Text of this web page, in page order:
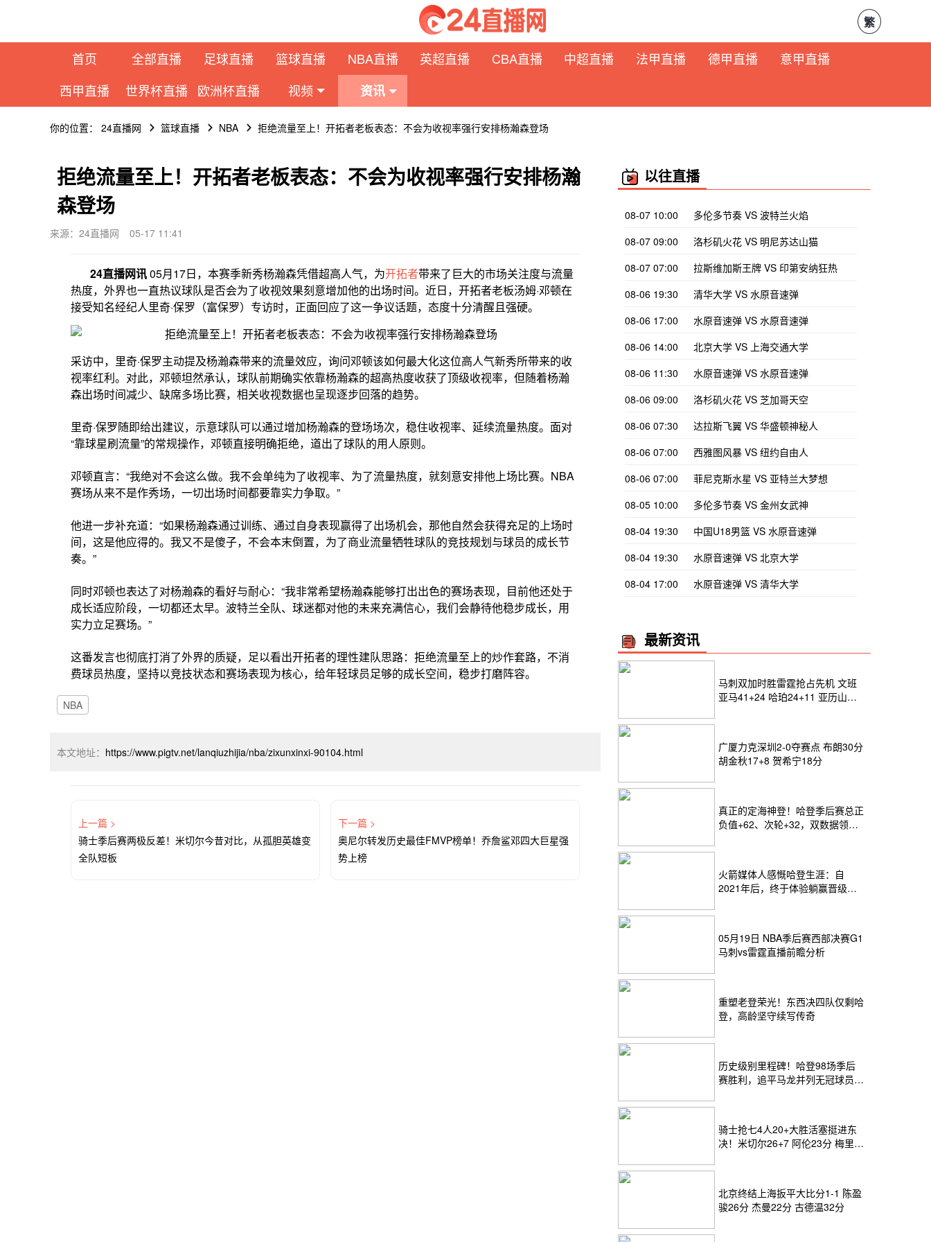
繁
首页 全部直播 足球直播 篮球直播 NBA直播 英超直播 CBA直播 中超直播 法甲直播 德甲直播
意甲直播
西甲直播
世界杯直播 欧洲杯直播 视频 资讯
你的位置： 24直播网 篮球直播 NBA 拒绝流量至上！开拓者老板表态：不会为收视率强行安排杨瀚森登场
拒绝流量至上！开拓者老板表态：不会为收视率强行安排杨瀚
森登场
来源：24直播网 05-17 11:41
24直播网讯05月17日，本赛季新秀杨瀚森凭借超高人气，为开拓者带来了巨大的市场关注度与流量
热度，外界也一直热议球队是否会为了收视效果刻意增加他的出场时间。近日，开拓者老板汤姆·邓顿在
接受知名经纪人里奇·保罗（富保罗）专访时，正面回应了这一争议话题，态度十分清醒且强硬。
采访中，里奇·保罗主动提及杨瀚森带来的流量效应，询问邓顿该如何最大化这位高人气新秀所带来的收
视率红利。对此，邓顿坦然承认，球队前期确实依靠杨瀚森的超高热度收获了顶级收视率，但随着杨瀚
森出场时间减少、缺席多场比赛，相关收视数据也呈现逐步回落的趋势。
里奇·保罗随即给出建议，示意球队可以通过增加杨瀚森的登场场次，稳住收视率、延续流量热度。面对
“靠球星刷流量”的常规操作，邓顿直接明确拒绝，道出了球队的用人原则。
邓顿直言：“我绝对不会这么做。我不会单纯为了收视率、为了流量热度，就刻意安排他上场比赛。NBA
赛场从来不是作秀场，一切出场时间都要靠实力争取。”
他进一步补充道：“如果杨瀚森通过训练、通过自身表现赢得了出场机会，那他自然会获得充足的上场时
间，这是他应得的。我又不是傻子，不会本末倒置，为了商业流量牺牲球队的竞技规划与球员的成长节
奏。”
同时邓顿也表达了对杨瀚森的看好与耐心：“我非常希望杨瀚森能够打出出色的赛场表现，目前他还处于
成长适应阶段，一切都还太早。波特兰全队、球迷都对他的未来充满信心，我们会静待他稳步成长，用
实力立足赛场。”
这番发言也彻底打消了外界的质疑，足以看出开拓者的理性建队思路：拒绝流量至上的炒作套路，不消
费球员热度，坚持以竞技状态和赛场表现为核心，给年轻球员足够的成长空间，稳步打磨阵容。
NBA
本文地址： https://www.pigtv.net/lanqiuzhijia/nba/zixunxinxi-90104.html
上一篇 >
骑士季后赛两极反差！米切尔今昔对比，从孤胆英雄变
全队短板
下一篇 >
奥尼尔转发历史最佳FMVP榜单！乔詹鲨邓四大巨星强
势上榜
以往直播
08-07 10:00
多伦多节奏 VS 波特兰火焰
08-07 09:00
洛杉矶火花 VS 明尼苏达山猫
08-07 07:00
拉斯维加斯王牌 VS 印第安纳狂热
08-06 19:30
清华大学 VS 水原音速弹
08-06 17:00
水原音速弹 VS 水原音速弹
08-06 14:00
北京大学 VS 上海交通大学
08-06 11:30
水原音速弹 VS 水原音速弹
08-06 09:00
洛杉矶火花 VS 芝加哥天空
08-06 07:30
达拉斯飞翼 VS 华盛顿神秘人
08-06 07:00
西雅图风暴 VS 纽约自由人
08-06 07:00
菲尼克斯水星 VS 亚特兰大梦想
08-05 10:00
多伦多节奏 VS 金州女武神
08-04 19:30
中国U18男篮 VS 水原音速弹
08-04 19:30
水原音速弹 VS 北京大学
08-04 17:00
水原音速弹 VS 清华大学
最新资讯
马刺双加时胜雷霆抢占先机 文班
亚马41+24 哈珀24+11 亚历山大
广厦力克深圳2-0夺赛点 布朗30分
胡金秋17+8 贺希宁18分
真正的定海神登！哈登季后赛总正
负值+62、次轮+32，双数据领跑
火箭媒体人感慨哈登生涯：自
2021年后，终于体验躺赢晋级滋
05月19日 NBA季后赛西部决赛G1
马刺vs雷霆直播前瞻分析
重塑老登荣光！东西决四队仅剩哈
登，高龄坚守续写传奇
历史级别里程碑！哈登98场季后
赛胜利，追平马龙并列无冠球员历
骑士抢七4人20+大胜活塞挺进东
决！米切尔26+7 阿伦23分 梅里尔
北京终结上海扳平大比分1-1 陈盈
骏26分 杰曼22分 古德温32分